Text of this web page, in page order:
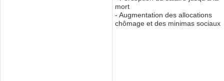
mort
- Augmentation des allocations
chômage et des minimas sociaux